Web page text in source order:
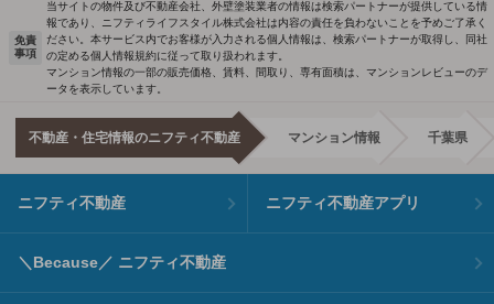
免責
事項
当サイトの物件及び不動産会社、外壁塗装業者の情報は検索パートナーが提供している情
報であり、ニフティライフスタイル株式会社は内容の責任を負わないことを予めご了承く
ださい。本サービス内でお客様が入力される個人情報は、検索パートナーが取得し、同社
の定める個人情報規約に従って取り扱われます。
マンション情報の一部の販売価格、賃料、間取り、専有面積は、マンションレビューのデ
ータを表示しています。
不動産・住宅情報のニフティ不動産 マンション情報 千葉県
ニフティ不動産 ニフティ不動産アプリ
＼Because／ ニフティ不動産